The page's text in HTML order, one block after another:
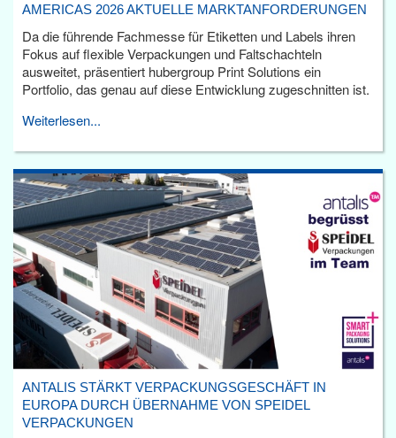
AMERICAS 2026 AKTUELLE MARKTANFORDERUNGEN
Da die führende Fachmesse für Etiketten und Labels ihren
Fokus auf flexible Verpackungen und Faltschachteln
ausweitet, präsentiert hubergroup Print Solutions ein
Portfolio, das genau auf diese Entwicklung zugeschnitten ist.
Weiterlesen...
ANTALIS STÄRKT VERPACKUNGSGESCHÄFT IN
EUROPA DURCH ÜBERNAHME VON SPEIDEL
VERPACKUNGEN